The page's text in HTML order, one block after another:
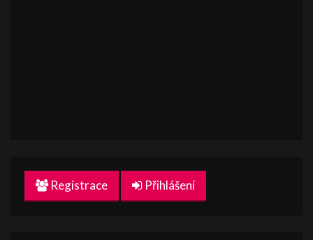
Registrace Přihlášení